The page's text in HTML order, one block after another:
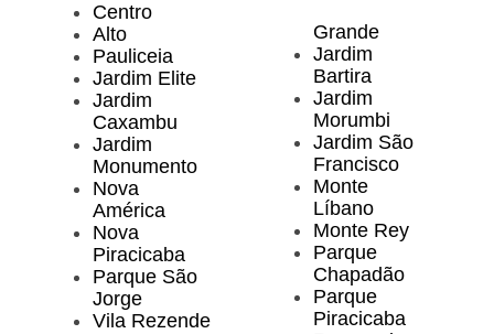
Centro
Alto
Pauliceia
Jardim Elite
Jardim
Caxambu
Jardim
Monumento
Nova
América
Nova
Piracicaba
Parque São
Jorge
Vila Rezende
Grande
Jardim
Bartira
Jardim
Morumbi
Jardim São
Francisco
Monte
Líbano
Monte Rey
Parque
Chapadão
Parque
Piracicaba